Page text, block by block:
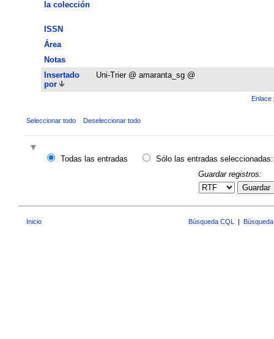
la colección
ISSN
Área
Notas
Insertado
por
Uni-Trier @ amaranta_sg @
Enlace
Seleccionar todo Deseleccionar todo
Todas las entradas
Sólo las entradas seleccionadas:
Guardar registros:
Guardar
Inicio Búsqueda CQL